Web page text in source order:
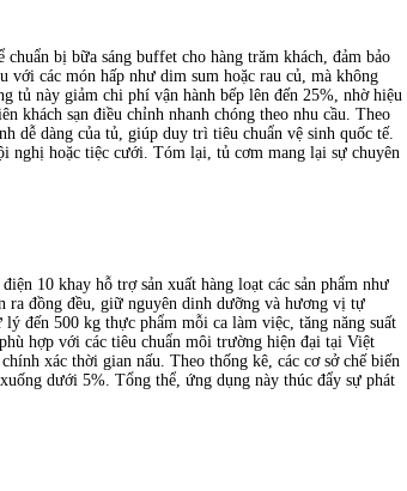
bị bữa sáng buffet cho hàng trăm khách, đảm bảo
các món hấp như dim sum hoặc rau củ, mà không
tủ này giảm chi phí vận hành bếp lên đến 25%, nhờ hiệu
khách sạn điều chỉnh nhanh chóng theo nhu cầu. Theo
dễ dàng của tủ, giúp duy trì tiêu chuẩn vệ sinh quốc tế.
nghị hoặc tiệc cưới. Tóm lại, tủ cơm mang lại sự chuyên
10 khay hỗ trợ sản xuất hàng loạt các sản phẩm như
ra đồng đều, giữ nguyên dinh dưỡng và hương vị tự
đến 500 kg thực phẩm mỗi ca làm việc, tăng năng suất
hợp với các tiêu chuẩn môi trường hiện đại tại Việt
xác thời gian nấu. Theo thống kê, các cơ sở chế biến
dưới 5%. Tổng thể, ứng dụng này thúc đẩy sự phát